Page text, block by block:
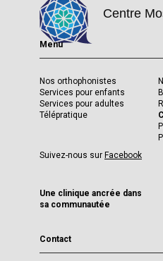
Centre
Menu
Nos orthophonistes
Services pour enfants
Services pour adultes
Télépratique
Suivez-nous sur Facebook
Une clinique ancrée dans
sa communautée
Contact